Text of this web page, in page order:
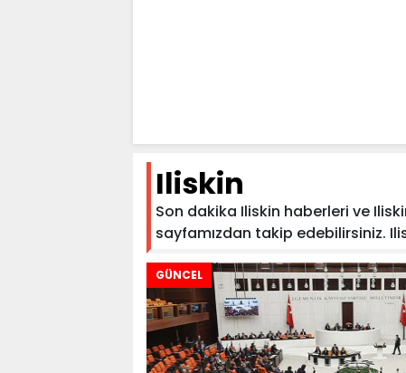
Iliskin
Son dakika Iliskin haberleri ve
sayfamızdan takip edebilirsiniz.
GÜNCEL